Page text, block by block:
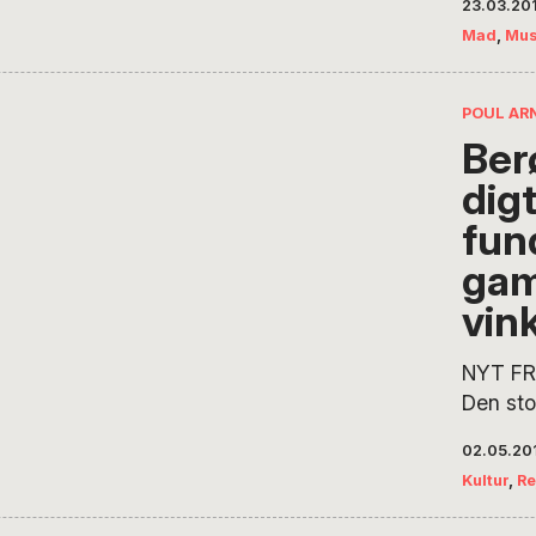
den
han
mens
ved
Mad,
POUL
NYT
Den
fundet
Kultur,